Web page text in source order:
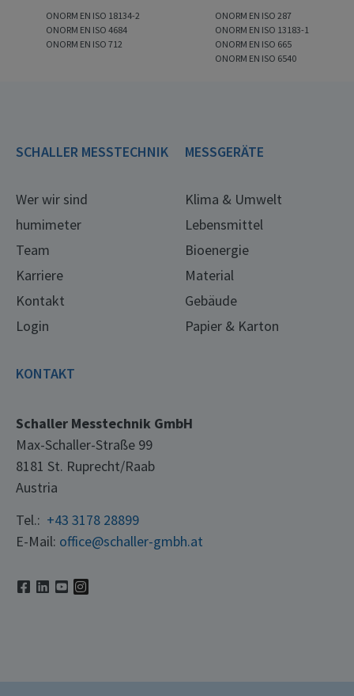
ONORM EN ISO 18134-2
ONORM EN ISO 4684
ONORM EN ISO 712
ONORM EN ISO 287
ONORM EN ISO 13183-1
ONORM EN ISO 665
ONORM EN ISO 6540
SCHALLER MESSTECHNIK
Wer wir sind
humimeter
Team
Karriere
Kontakt
Login
MESSGERÄTE
Klima & Umwelt
Lebensmittel
Bioenergie
Material
Gebäude
Papier & Karton
KONTAKT
Schaller Messtechnik GmbH
Max-Schaller-Straße 99
8181 St. Ruprecht/Raab
Austria
Tel.: +43 3178 28899
E-Mail: office@schaller-gmbh.at